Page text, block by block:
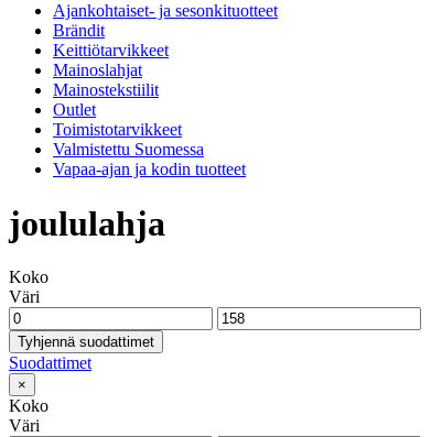
Ajankohtaiset- ja sesonkituotteet
Brändit
Keittiötarvikkeet
Mainoslahjat
Mainostekstiilit
Outlet
Toimistotarvikkeet
Valmistettu Suomessa
Vapaa-ajan ja kodin tuotteet
joululahja
Koko
Väri
Tyhjennä suodattimet
Suodattimet
×
Koko
Väri